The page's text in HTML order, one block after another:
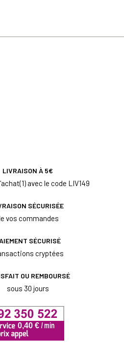
LIVRAISON À 5€
avec le code LIV149
SÉCURISÉE
vos commandes
SÉCURISÉ
cryptées
OU REMBOURSÉ
sous 30 jours